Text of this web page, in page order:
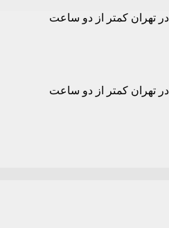
تهران کمتر از دو ساعت
تهران کمتر از دو ساعت